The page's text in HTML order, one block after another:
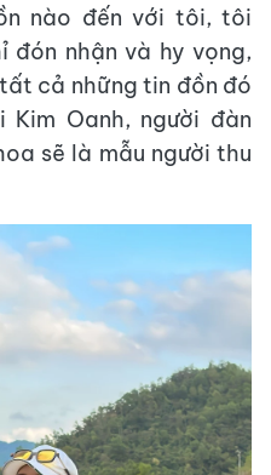
nào đến với tôi, tôi
đón nhận và hy vọng,
cả những tin đồn đó
Oanh, người đàn
sẽ là mẫu người thu